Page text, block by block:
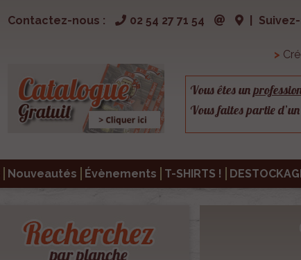
Contactez-nous : 02 54 27 71 54
>
Vous êtes un
Vous faites partie d’un
Nouveautés Évènements T-SHIRTS !